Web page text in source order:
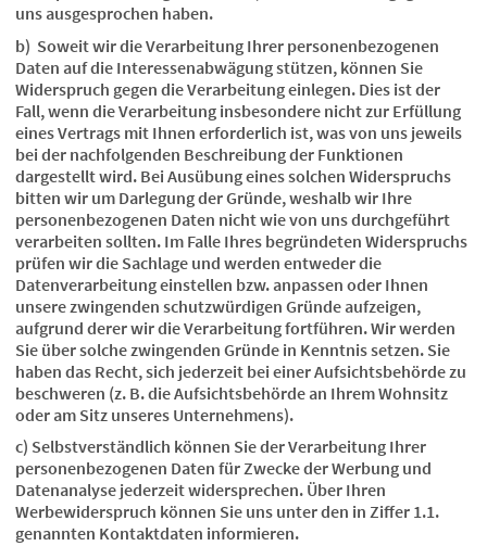
uns ausgesprochen haben.
b) Soweit wir die Verarbeitung Ihrer personenbezogenen
Daten auf die Interessenabwägung stützen, können Sie
Widerspruch gegen die Verarbeitung einlegen. Dies ist der
Fall, wenn die Verarbeitung insbesondere nicht zur Erfüllung
eines Vertrags mit Ihnen erforderlich ist, was von uns jeweils
bei der nachfolgenden Beschreibung der Funktionen
dargestellt wird. Bei Ausübung eines solchen Widerspruchs
bitten wir um Darlegung der Gründe, weshalb wir Ihre
personenbezogenen Daten nicht wie von uns durchgeführt
verarbeiten sollten. Im Falle Ihres begründeten Widerspruchs
prüfen wir die Sachlage und werden entweder die
Datenverarbeitung einstellen bzw. anpassen oder Ihnen
unsere zwingenden schutzwürdigen Gründe aufzeigen,
aufgrund derer wir die Verarbeitung fortführen. Wir werden
Sie über solche zwingenden Gründe in Kenntnis setzen. Sie
haben das Recht, sich jederzeit bei einer Aufsichtsbehörde zu
beschweren (z. B. die Aufsichtsbehörde an Ihrem Wohnsitz
oder am Sitz unseres Unternehmens).
c) Selbstverständlich können Sie der Verarbeitung Ihrer
personenbezogenen Daten für Zwecke der Werbung und
Datenanalyse jederzeit widersprechen. Über Ihren
Werbewiderspruch können Sie uns unter den in Ziffer 1.1.
genannten Kontaktdaten informieren.